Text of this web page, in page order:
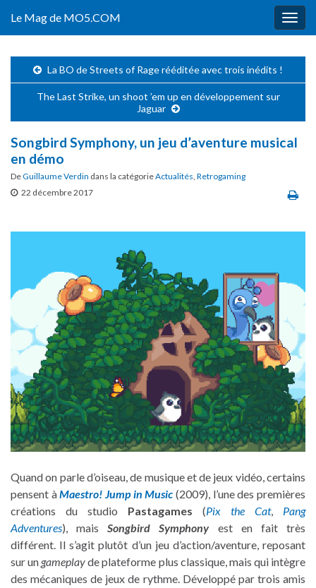
Le Mag de MO5.COM
La BO de Streets of Rage rééditée avec trois inédits !
The Last Strike, un shoot ’em up en développement sur
Jaguar
Songbird Symphony, un jeu d’aventure musical
en démo
DeGuillaume Verdin dans la catégorieActualités, Retrogaming
22 décembre 2017
Quand on parle d’oiseau, de musique et de jeux vidéo, certains
pensent àMaestro! Jump in Music (2009), l’une des premières
créations du studio Pastagames (Pix the Cat, Pang
Adventures), maisSongbird Symphonyest en fait très
différent. Il s’agit plutôt d’un jeu d’action/aventure, reposant
sur un gameplayde plateforme plus classique, mais qui intègre
des mécaniques de jeux de rythme. Développé par trois amis